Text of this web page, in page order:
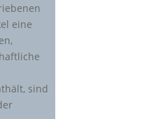
eine
sind